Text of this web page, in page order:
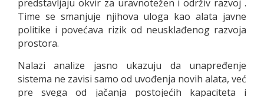
predstavljaju okvir za uravnotežen i održiv razvoj .
Time se smanjuje njihova uloga kao alata javne
politike i povećava rizik od neusklađenog razvoja
prostora.
Nalazi analize jasno ukazuju da unapređenje
sistema ne zavisi samo od uvođenja novih alata, već
pre svega od jačanja postojećih kapaciteta i